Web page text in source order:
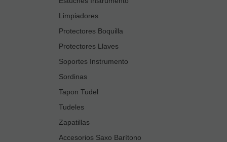
Limpiadores
Protectores Boquilla
Protectores Llaves
Soportes Instrumento
Sordinas
Tapon Tudel
Tudeles
Zapatillas
Accesorios Saxo Barítono